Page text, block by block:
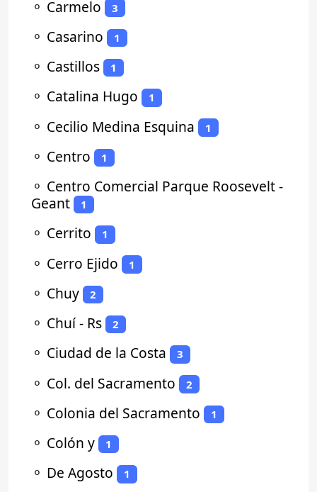
⚬ Carmelo 3
⚬ Casarino 1
⚬ Castillos 1
⚬ Catalina Hugo 1
⚬ Cecilio Medina Esquina 1
⚬ Centro 1
⚬ Centro Comercial Parque Roosevelt -
Geant
1
⚬ Cerrito 1
⚬ Cerro Ejido 1
⚬ Chuy 2
⚬ Chuí - Rs 2
⚬ Ciudad de la Costa 3
⚬ Col. del Sacramento 2
⚬ Colonia del Sacramento 1
⚬ Colón y 1
⚬ De Agosto 1